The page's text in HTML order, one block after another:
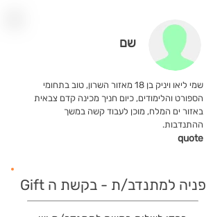
שם
שמי ליאו ויניק בן 18 מאזור השרון, טוב בתחומי
הספורט והלימודים, כיום חניך מכינה קדם צבאית
באזור ים המלח, מוכן לעבוד קשה במשך
ההתנדבות.
quote
פניה למתנדב/ת - בקשת ה Gift